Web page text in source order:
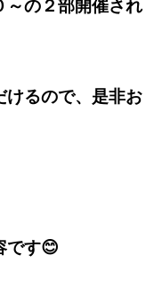
～の２部開催され
けるので、是非お
です😊